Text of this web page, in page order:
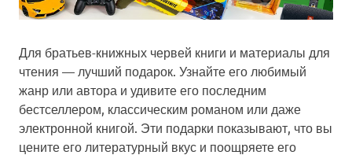
Для братьев-книжных червей книги и материалы для
чтения — лучший подарок. Узнайте его любимый
жанр или автора и удивите его последним
бестселлером, классическим романом или даже
электронной книгой. Эти подарки показывают, что вы
цените его литературный вкус и поощряете его